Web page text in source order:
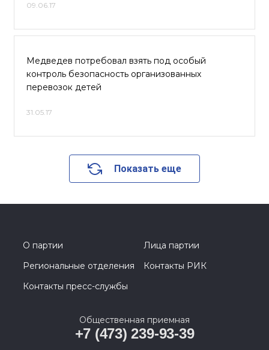
09.06.17
Медведев потребовал взять под особый
контроль безопасность организованных
перевозок детей
31.05.17
Показать еще
О партии
Лица партии
Региональные отделения
Контакты РИК
Контакты пресс-службы
Общественная приемная
+7 (473) 239-93-39